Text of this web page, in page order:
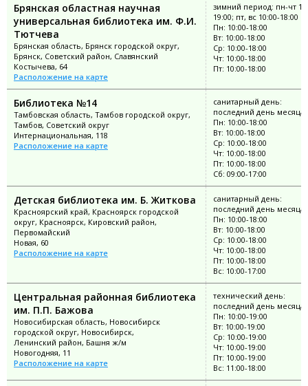
Брянская областная научная
универсальная библиотека им. Ф.И.
Тютчева
Брянская область, Брянск городской округ,
Брянск, Советский район, Славянский
Костычева, 64
Расположение на карте
зимний период: пн-чт
19:00; пт, вс 10:00-18:00
Пн: 10:00-18:00
Вт: 10:00-18:00
Ср: 10:00-18:00
Чт: 10:00-18:00
Пт: 10:00-18:00
Библиотека №14
Тамбовская область, Тамбов городской округ,
Тамбов, Советский округ
Интернациональная, 118
Расположение на карте
санитарный день:
последний день месяца
Пн: 10:00-18:00
Вт: 10:00-18:00
Ср: 10:00-18:00
Чт: 10:00-18:00
Пт: 10:00-18:00
Сб: 09:00-17:00
Детская библиотека им. Б. Житкова
Красноярский край, Красноярск городской
округ, Красноярск, Кировский район,
Первомайский
Новая, 60
Расположение на карте
санитарный день:
последний день месяца
Пн: 10:00-18:00
Вт: 10:00-18:00
Ср: 10:00-18:00
Чт: 10:00-18:00
Пт: 10:00-18:00
Вс: 10:00-17:00
Центральная районная библиотека
им. П.П. Бажова
Новосибирская область, Новосибирск
городской округ, Новосибирск,
Ленинский район, Башня ж/м
Новогодняя, 11
Расположение на карте
технический день:
последний день месяца
Пн: 10:00-19:00
Вт: 10:00-19:00
Ср: 10:00-19:00
Чт: 10:00-19:00
Пт: 10:00-19:00
Вс: 11:00-18:00